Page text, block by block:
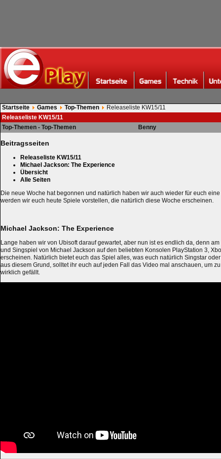
Startseite Games Top-Themen
Releaseliste KW15/11
Releaseliste KW15/11
Top-Themen - Top-Themen
Benny
Beitragsseiten
Releaseliste KW15/11
Michael Jackson: The Experience
Übersicht
Alle Seiten
Die neue Woche hat begonnen und natürlich haben wir auch wieder für euch
werden wir euch heute Spiele vorstellen, die natürlich diese Woche erscheinen.
Michael Jackson: The Experience
Lange haben wir von Ubisoft darauf gewartet, aber nun ist es endlich da, denn
und Singspiel von Michael Jackson auf den beliebten Konsolen PlayStation 3,
erscheinen. Natürlich bietet euch das Spiel alles, was euch natürlich Singstar
aus diesem Grund, solltet ihr euch auf jeden Fall das Video mal anschauen, um
wirklich gefällt.